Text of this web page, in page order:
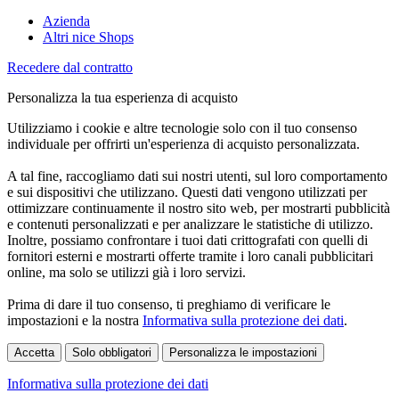
Azienda
Altri nice Shops
Recedere dal contratto
Personalizza la tua esperienza di acquisto
Utilizziamo i cookie e altre tecnologie solo con il tuo consenso
individuale per offrirti un'esperienza di acquisto personalizzata.
A tal fine, raccogliamo dati sui nostri utenti, sul loro comportamento
e sui dispositivi che utilizzano. Questi dati vengono utilizzati per
ottimizzare continuamente il nostro sito web, per mostrarti pubblicità
e contenuti personalizzati e per analizzare le statistiche di utilizzo.
Inoltre, possiamo confrontare i tuoi dati crittografati con quelli di
fornitori esterni e mostrarti offerte tramite i loro canali pubblicitari
online, ma solo se utilizzi già i loro servizi.
Prima di dare il tuo consenso, ti preghiamo di verificare le
impostazioni e la nostra Informativa sulla protezione dei dati.
Accetta Solo obbligatori Personalizza le impostazioni
Informativa sulla protezione dei dati